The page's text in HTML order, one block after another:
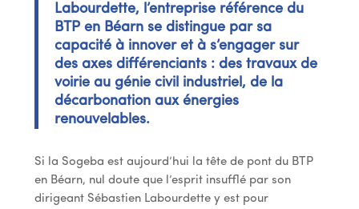
Labourdette, l’entreprise référence du
BTP en Béarn se distingue par sa
capacité à innover et à s’engager sur
des axes différenciants : des travaux de
voirie au génie civil industriel, de la
décarbonation aux énergies
renouvelables.
Si la Sogeba est aujourd’hui la tête de pont du BTP
en Béarn, nul doute que l’esprit insufflé par son
dirigeant Sébastien Labourdette y est pour